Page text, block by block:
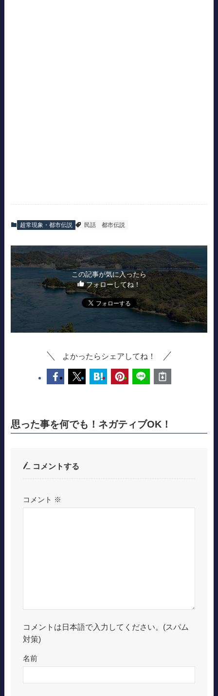
超常現象・都市伝説 民話 都市伝説
この記事が気に入ったら
フォローしてね！
よかったらシェアしてね！
思った事を何でも！ネガティブOK！
コメントする
コメント ※
コメントは日本語で入力してください。(スパム
対策)
名前